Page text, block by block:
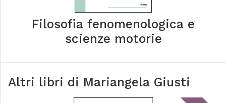
Filosofia fenomenologica e
scienze motorie
Altri libri di Mariangela Giusti